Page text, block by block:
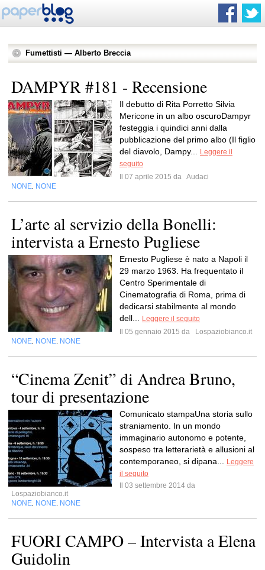
Fumettisti — Alberto Breccia
DAMPYR #181 - Recensione
Il debutto di Rita Porretto Silvia
Mericone in un albo oscuroDampyr
festeggia i quindici anni dalla
pubblicazione del primo albo (Il figlio
del diavolo, Dampy...
Leggere il
seguito
Il 07 aprile 2015 da Audaci
NONE NONE
L’arte al servizio della Bonelli:
intervista a Ernesto Pugliese
Ernesto Pugliese è nato a Napoli il
29 marzo 1963. Ha frequentato il
Centro Sperimentale di
Cinematografia di Roma, prima di
dedicarsi stabilmente al mondo
dell...
Leggere il seguito
Il 05 gennaio 2015 da
Lospaziobianco.it
NONE NONE NONE
“Cinema Zenit” di Andrea Bruno,
tour di presentazione
Comunicato stampaUna storia sullo
straniamento. In un mondo
immaginario autonomo e potente,
sospeso tra letterarietà e allusioni al
contemporaneo, si dipana...
Leggere
il seguito
Il 03 settembre 2014 da
Lospaziobianco.it
NONE NONE NONE
FUORI CAMPO – Intervista a Elena
Guidolin